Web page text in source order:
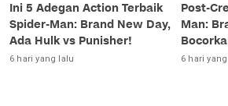
Ini 5 Adegan Action Terbaik
Spider-Man: Brand New Day,
Ada Hulk vs Punisher!
6 hari yang lalu
Post-
Man:
Luar
6 hari